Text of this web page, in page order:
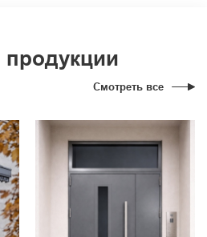
продукции
Смотреть все